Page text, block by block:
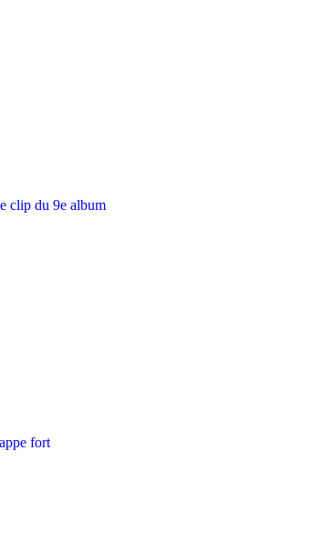
clip du 9e album
fort